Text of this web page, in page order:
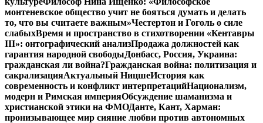
монтеневское общество учит не бояться думать и делать
то, что вы считаете важным»Честертон и Гоголь о силе
слабыхВремя и пространство в стихотворении «Кентавры
III»: онтографический анализПродажа должностей как
гарантия народной свободыДонбасс, Россия, Украина:
гражданская ли война?Гражданская война: политизация и
сакрализацияАктуальный НицшеИстория как
современность и конфликт интерпретацийНационализм,
модерн и Римская империяОбсуждение шаманизма и
христианской этики на ФМОДанте, Кант, Харман:
пронизывающее мир сияние любви против автономных